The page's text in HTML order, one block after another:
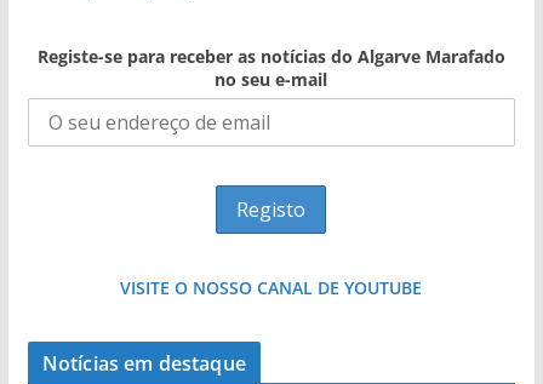
Registe-se para receber as notícias do Algarve Marafado
no seu e-mail
VISITE O NOSSO CANAL DE YOUTUBE
Notícias em destaque